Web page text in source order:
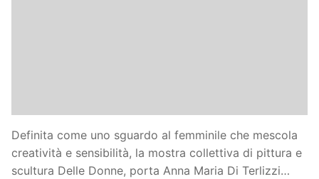
Definita come uno sguardo al femminile che mescola
creatività e sensibilità, la mostra collettiva di pittura e
scultura Delle Donne, porta Anna Maria Di Terlizzi…